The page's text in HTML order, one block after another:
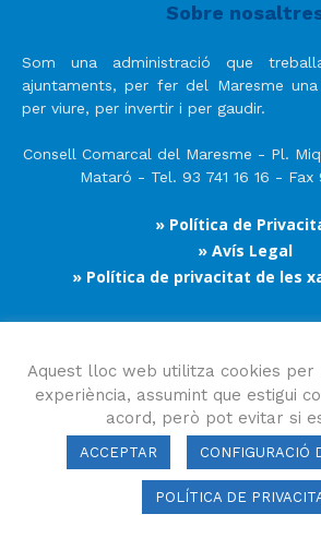
Sobre
Som una administració que
ajuntaments, per fer del Maresme una
per viure, per invertir i per gaudir.
Consell Comarcal del Maresme - Pl.
Mataró - Tel. 93 741 16 16 - Fax
» Política de
» Avís Legal
» Política de privacitat de les
Segueix-nos
Consell Comarcal del Maresme 2023
Aquest lloc web utilitza cookies
experiència, assumint que estigui
acord, però pot evitar si
ACCEPTAR CONFIGURACIÓ
POLÍTICA DE